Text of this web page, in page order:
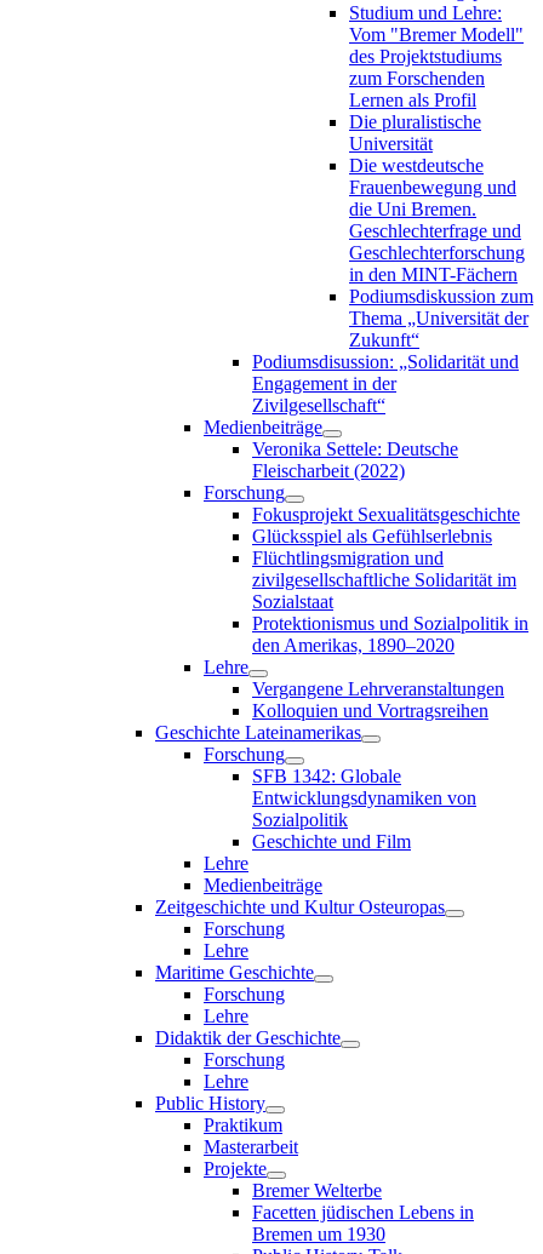
Studium und Lehre:
Vom "Bremer Modell"
des Projektstudiums
zum Forschenden
Lernen als Profil
Die pluralistische
Universität
Die westdeutsche
Frauenbewegung und
die Uni Bremen.
Geschlechterfrage und
Geschlechterforschung
in den MINT-Fächern
Podiumsdiskussion zum
Thema „Universität der
Zukunft“
Podiumsdisussion: „Solidarität und
Engagement in der
Zivilgesellschaft“
Medienbeiträge
Veronika Settele: Deutsche
Fleischarbeit (2022)
Forschung
Fokusprojekt Sexualitätsgeschichte
Glücksspiel als Gefühlserlebnis
Flüchtlingsmigration und
zivilgesellschaftliche Solidarität im
Sozialstaat
Protektionismus und Sozialpolitik in
den Amerikas, 1890–2020
Lehre
Vergangene Lehrveranstaltungen
Kolloquien und Vortragsreihen
Geschichte Lateinamerikas
Forschung
SFB 1342: Globale
Entwicklungsdynamiken von
Sozialpolitik
Geschichte und Film
Lehre
Medienbeiträge
Zeitgeschichte und Kultur Osteuropas
Forschung
Lehre
Maritime Geschichte
Forschung
Lehre
Didaktik der Geschichte
Forschung
Lehre
Public History
Praktikum
Masterarbeit
Projekte
Bremer Welterbe
Facetten jüdischen Lebens in
Bremen um 1930